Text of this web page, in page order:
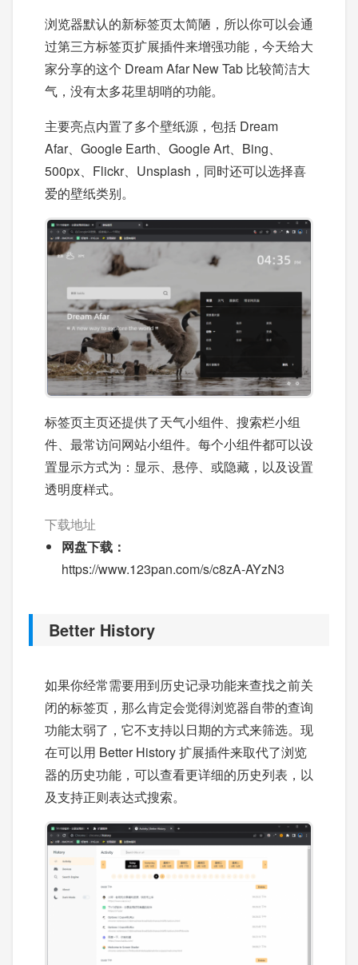
浏览器默认的新标签页太简陋，所以你可以会通
过第三方标签页扩展插件来增强功能，今天给大
家分享的这个 Dream Afar New Tab 比较简洁大
气，没有太多花里胡哨的功能。
主要亮点内置了多个壁纸源，包括 Dream
Afar、Google Earth、Google Art、Bing、
500px、Flickr、Unsplash，同时还可以选择喜
爱的壁纸类别。
标签页主页还提供了天气小组件、搜索栏小组
件、最常访问网站小组件。每个小组件都可以设
置显示方式为：显示、悬停、或隐藏，以及设置
透明度样式。
下载地址
网盘下载：
https://www.123pan.com/s/c8zA-AYzN3
Better History
如果你经常需要用到历史记录功能来查找之前关
闭的标签页，那么肯定会觉得浏览器自带的查询
功能太弱了，它不支持以日期的方式来筛选。现
在可以用 Better History 扩展插件来取代了浏览
器的历史功能，可以查看更详细的历史列表，以
及支持正则表达式搜索。